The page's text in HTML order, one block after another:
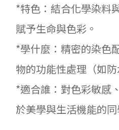
*特色：結合化學染料
賦予生命與色彩。
*學什麼：精密的染色
物的功能性處理（如防
*適合誰：對色彩敏感
於美學與生活機能的同